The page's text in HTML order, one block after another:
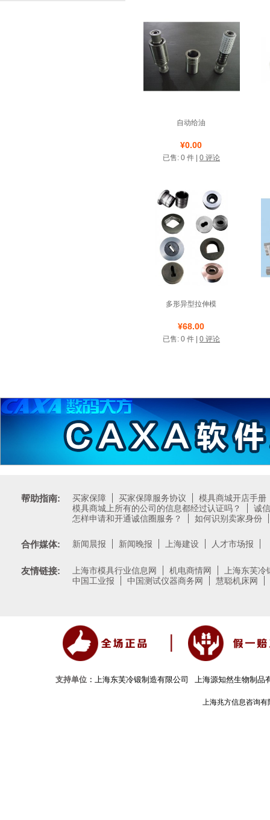
自动给油
店铺名称: 东莞市中钢模
具有限公司
¥0.00
已售: 0 件 | 0 评论
多形异型拉伸模
店铺名称: 钨钢模具
诚信圈
¥68.00
已售: 0 件 | 0 评论
帮助指南: 买家保障 买家保障服务协议
模具商城开店手册
模具商城上所有的公司的信息都经过认证吗？
诚
怎样申请和开通诚信圈服务？
如何识别卖家身份
合作媒体: 新闻晨报 新闻晚报 上海建设 人才市场报
友情链接: 上海市模具行业信息网 机电商情网
上海东芙
中国工业报
中国测试仪器商务网 慧聪机床网
支持单位： 上海东芙冷锻制造有限公司 上海源知然生物制品
上海兆方信息咨询